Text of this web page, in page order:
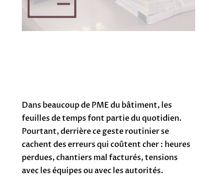
Dans beaucoup de PME du bâtiment, les
feuilles de temps font partie du quotidien.
Pourtant, derrière ce geste routinier se
cachent des erreurs qui coûtent cher : heures
perdues, chantiers mal facturés, tensions
avec les équipes ou avec les autorités.